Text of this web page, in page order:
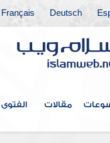
Deutsch
Français
مقالات الفتوى
والعشرون
والعشرون
والعشرون
والعشرون
والعشرون